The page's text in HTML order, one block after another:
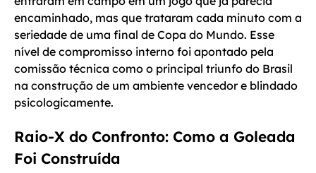
encaminhado, mas que trataram cada minuto com a
seriedade de uma final de Copa do Mundo. Esse
nível de compromisso interno foi apontado pela
comissão técnica como o principal triunfo do Brasil
na construção de um ambiente vencedor e blindado
psicologicamente.
Raio-X do Confronto: Como a Goleada
Foi Construída